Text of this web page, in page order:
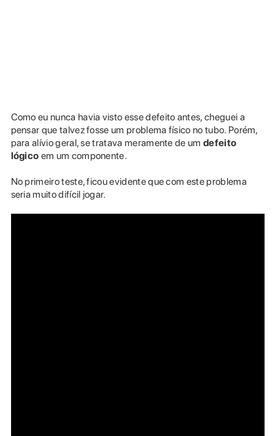
Como eu nunca havia visto esse defeito antes, cheguei a
pensar que talvez fosse um problema físico no tubo. Porém,
para alívio geral, se tratava meramente de um defeito
lógico em um componente.
No primeiro teste, ficou evidente que com este problema
seria muito difícil jogar.